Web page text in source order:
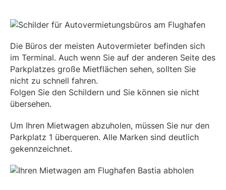
Die Büros der meisten Autovermieter befinden sich
im Terminal. Auch wenn Sie auf der anderen Seite des
Parkplatzes große Mietflächen sehen, sollten Sie
nicht zu schnell fahren.
Folgen Sie den Schildern und Sie können sie nicht
übersehen.
Um Ihren Mietwagen abzuholen, müssen Sie nur den
Parkplatz 1 überqueren. Alle Marken sind deutlich
gekennzeichnet.